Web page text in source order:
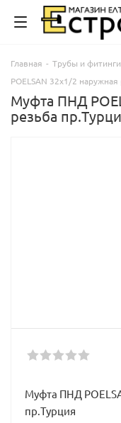
Главная - Трубы и фитинги
POELSAN 32х1/2
Муфта ПНД
резьба
Муфта ПНД
пр.Турция